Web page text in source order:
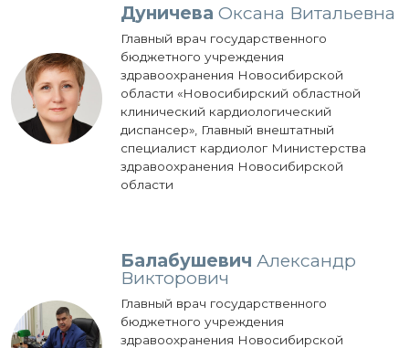
Дуничева Оксана Витальевна
Главный врач государственного
бюджетного учреждения
здравоохранения Новосибирской
области «Новосибирский областной
клинический кардиологический
диспансер», Главный внештатный
специалист кардиолог Министерства
здравоохранения Новосибирской
области
Балабушевич Александр
Викторович
Главный врач государственного
бюджетного учреждения
здравоохранения Новосибирской